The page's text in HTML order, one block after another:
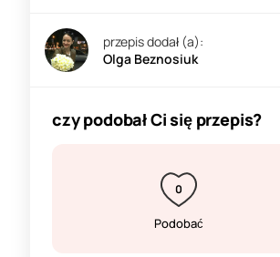
przepis dodał (a):
Olga Beznosiuk
czy podobał Ci się przepis?
0
Podobać